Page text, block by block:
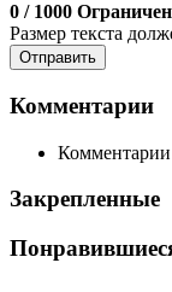
0 / 1000
Размер текста
Отправить
Комментарии
Закрепленные